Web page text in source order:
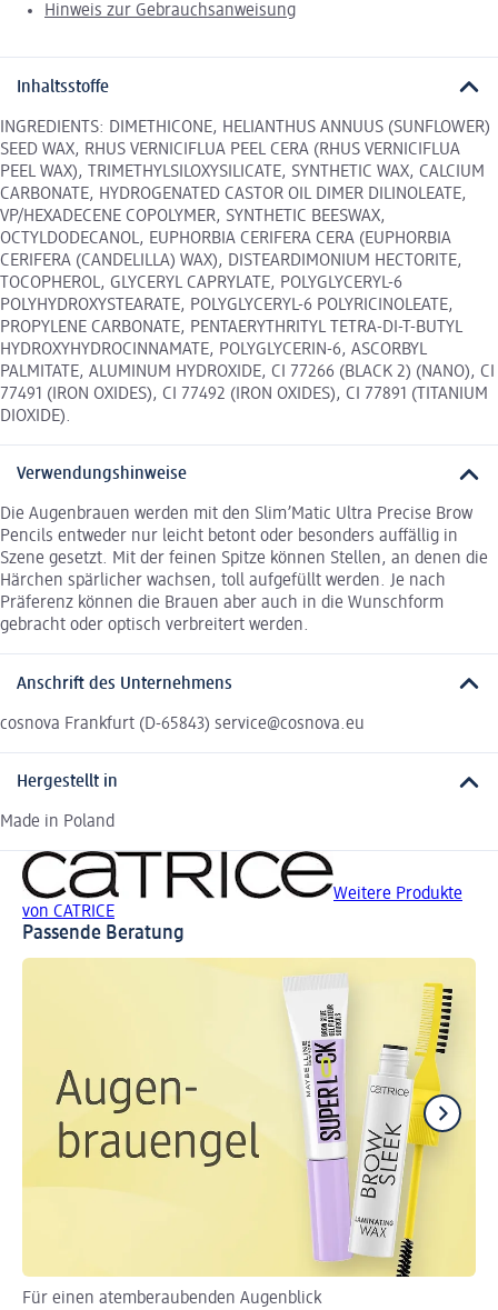
Hinweis zur Gebrauchsanweisung
Inhaltsstoffe
INGREDIENTS: DIMETHICONE, HELIANTHUS ANNUUS (SUNFLOWER)
SEED WAX, RHUS VERNICIFLUA PEEL CERA (RHUS VERNICIFLUA
PEEL WAX), TRIMETHYLSILOXYSILICATE, SYNTHETIC WAX, CALCIUM
CARBONATE, HYDROGENATED CASTOR OIL DIMER DILINOLEATE,
VP/HEXADECENE COPOLYMER, SYNTHETIC BEESWAX,
OCTYLDODECANOL, EUPHORBIA CERIFERA CERA (EUPHORBIA
CERIFERA (CANDELILLA) WAX), DISTEARDIMONIUM HECTORITE,
TOCOPHEROL, GLYCERYL CAPRYLATE, POLYGLYCERYL-6
POLYHYDROXYSTEARATE, POLYGLYCERYL-6 POLYRICINOLEATE,
PROPYLENE CARBONATE, PENTAERYTHRITYL TETRA-DI-T-BUTYL
HYDROXYHYDROCINNAMATE, POLYGLYCERIN-6, ASCORBYL
PALMITATE, ALUMINUM HYDROXIDE, CI 77266 (BLACK 2) (NANO), CI
77491 (IRON OXIDES), CI 77492 (IRON OXIDES), CI 77891 (TITANIUM
DIOXIDE).
Verwendungshinweise
Die Augenbrauen werden mit den Slim’Matic Ultra Precise Brow
Pencils entweder nur leicht betont oder besonders auffällig in
Szene gesetzt. Mit der feinen Spitze können Stellen, an denen die
Härchen spärlicher wachsen, toll aufgefüllt werden. Je nach
Präferenz können die Brauen aber auch in die Wunschform
gebracht oder optisch verbreitert werden.
Anschrift des Unternehmens
cosnova Frankfurt (D-65843) service@cosnova.eu
Hergestellt in
Made in Poland
Weitere Produkte
von CATRICE
Passende Beratung
Für einen atemberaubenden Augenblick